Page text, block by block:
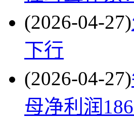
(2026-04-27)
下行
(2026-04-27)
母净利润